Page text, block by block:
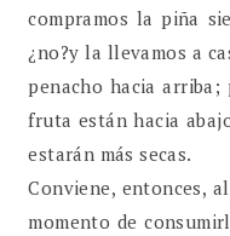
compramos la piña
¿no?y la llevamos a
penacho hacia
fruta están hacia
estarán más secas.
Conviene, entonces,
momento de